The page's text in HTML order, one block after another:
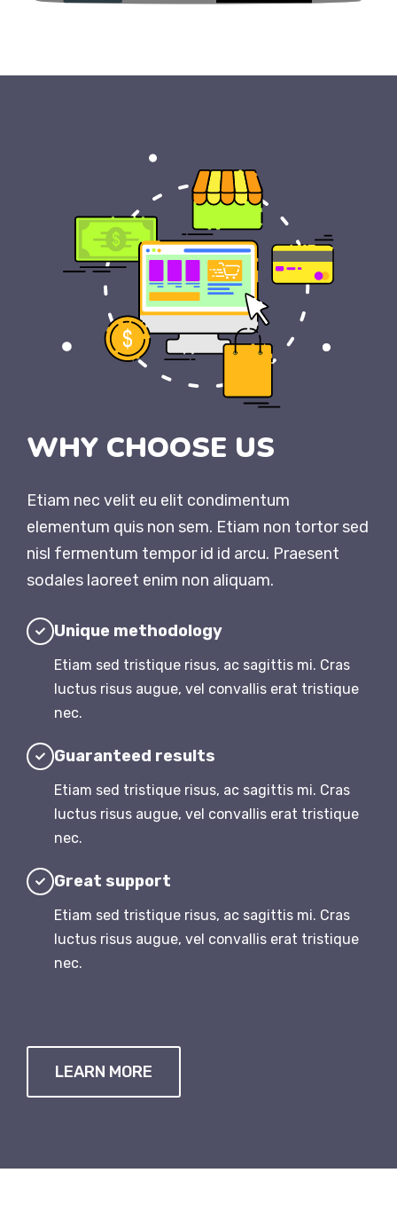
WHY CHOOSE US
Etiam nec velit eu elit condimentum
elementum quis non sem. Etiam non tortor sed
nisl fermentum tempor id id arcu. Praesent
sodales laoreet enim non aliquam.
Unique methodology
Etiam sed tristique risus, ac sagittis mi. Cras
luctus risus augue, vel convallis erat tristique
nec.
Guaranteed results
Etiam sed tristique risus, ac sagittis mi. Cras
luctus risus augue, vel convallis erat tristique
nec.
Great support
Etiam sed tristique risus, ac sagittis mi. Cras
luctus risus augue, vel convallis erat tristique
nec.
LEARN MORE